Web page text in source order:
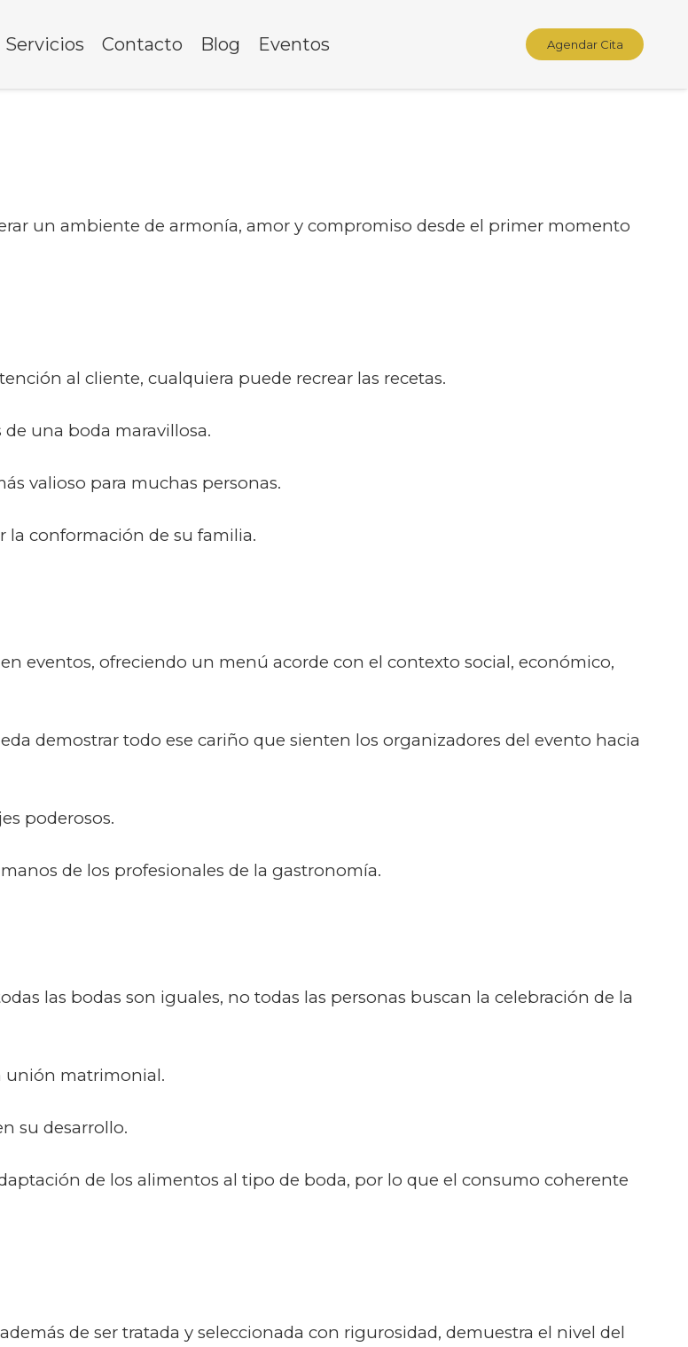
Servicios Contacto Blog Eventos Agendar Cita
un ambiente de armonía, amor y compromiso desde el primer momento
al cliente, cualquiera puede recrear las recetas.
una boda maravillosa.
valioso para muchas personas.
la conformación de su familia.
eventos, ofreciendo un menú acorde con el contexto social, económico,
demostrar todo ese cariño que sienten los organizadores del evento hacia
poderosos.
de los profesionales de la gastronomía.
las bodas son iguales, no todas las personas buscan la celebración de la
unión matrimonial.
su desarrollo.
de los alimentos al tipo de boda, por lo que el consumo coherente
de ser tratada y seleccionada con rigurosidad, demuestra el nivel del